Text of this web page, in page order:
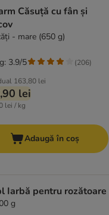
Căsuță cu fân și
- mare (650 g)
163,80 lei
lei
lei / kg
3.9/5 (206)
Adaugă în coș
Iarbă pentru rozătoare
g